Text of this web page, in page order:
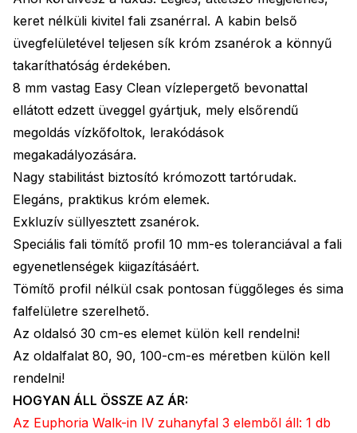
keret nélküli kivitel fali zsanérral. A kabin belső
üvegfelületével teljesen sík króm zsanérok a könnyű
takaríthatóság érdekében.
8 mm vastag Easy Clean vízlepergető bevonattal
ellátott edzett üveggel gyártjuk, mely elsőrendű
megoldás vízkőfoltok, lerakódások
megakadályozására.
Nagy stabilitást biztosító krómozott tartórudak.
Elegáns, praktikus króm elemek.
Exkluzív süllyesztett zsanérok.
Speciális fali tömítő profil 10 mm-es toleranciával a fali
egyenetlenségek kiigazításáért.
Tömítő profil nélkül csak pontosan függőleges és sima
falfelületre szerelhető.
Az oldalsó 30 cm-es elemet külön kell rendelni!
Az oldalfalat 80, 90, 100-cm-es méretben külön kell
rendelni!
HOGYAN ÁLL ÖSSZE AZ ÁR:
Az Euphoria Walk-in IV zuhanyfal 3 elemből áll: 1 db